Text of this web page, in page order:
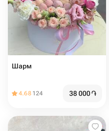
Шарм
4.68 124 38 000֏